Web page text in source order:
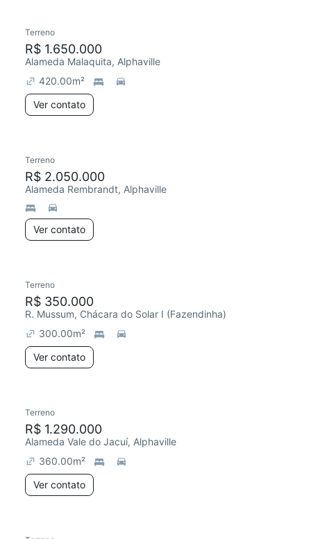
Terreno
R$ 1.650.000
Alameda Malaquita, Alphaville
420.00m²
Ver contato
Terreno
R$ 2.050.000
Alameda Rembrandt, Alphaville
Ver contato
Terreno
R$ 350.000
R. Mussum, Chácara do Solar I (Fazendinha)
300.00m²
Ver contato
Terreno
R$ 1.290.000
Alameda Vale do Jacuí, Alphaville
360.00m²
Ver contato